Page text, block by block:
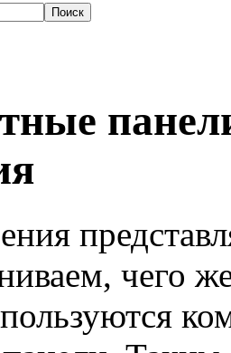
чего